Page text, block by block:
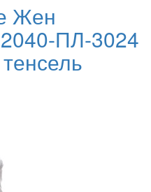
Жен
ПЛ-3024